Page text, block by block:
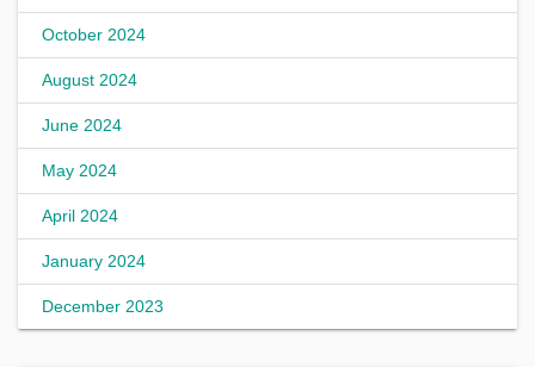
October 2024
August 2024
June 2024
May 2024
April 2024
January 2024
December 2023